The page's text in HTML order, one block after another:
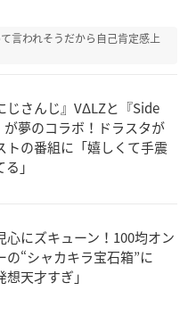
言われそうだから自己肯定感上
じさんじ』VΔLZと『Side
が夢のコラボ！ドラスタが
トの番組に「嬉しくて手震
る」
心にズキューン！100均オン
の“シャカキラ宝石箱”に
想天才すぎ」